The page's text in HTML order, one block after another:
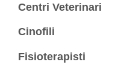
Centri Veterinari
Cinofili
Fisioterapisti